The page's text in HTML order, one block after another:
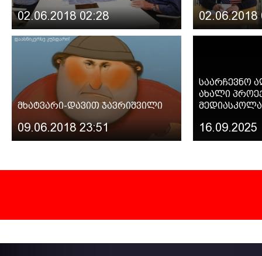
02.06.2018 02:28 02.06.2018
მხატვარი-დავით ჯავრიშვილი
09.06.2018 23:51
საარჩევნო
ახალი
16.09.2025